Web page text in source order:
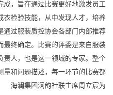
成，旨在通过比赛更好地激发员工
衣检验技能，从中发现人才，培养
通过服装质控协会各部门内部推荐
最终确定。比赛的评委是来自服装
责人，也是这一领域的专家。整个
量和问题描述，每一环节的比赛都
海澜集团澜韵社联主席周立宸为